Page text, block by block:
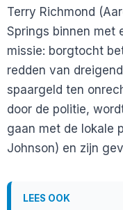
Terry Richmond
Springs binnen met
missie: borgtocht
redden van
spaargeld ten
door de politie,
gaan met de lokale
Johnson) en zijn
LEES OOK